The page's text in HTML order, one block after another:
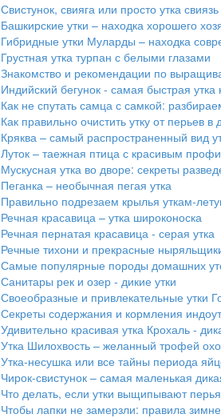
Свистунок, свияга или просто утка свиязь
Башкирские утки – находка хорошего
Гибридные утки Муларды – находка
Грустная утка турпан с белыми глазами
Знакомство и рекомендации по
Индийский бегунок - самая быстрая
Как не спутать самца с самкой:
Как правильно очистить утку от перьев
Кряква – самый распространенный вид
Луток – таежная птица с красивым
Мускусная утка во дворе: секреты
Пеганка – необычная пегая утка
Правильно подрезаем крылья уткам-
Речная красавица – утка широконоска
Речная пернатая красавица - серая утка
Речные тихони и прекрасные
Самые популярные породы домашних
Санитары рек и озер - дикие утки
Своеобразные и привлекательные утки
Секреты содержания и кормления
Удивительно красивая утка Крохаль -
Утка Шилохвость – желанный трофей
Утка-несушка или все тайны периода
Чирок-свистунок – самая маленькая
Что делать, если утки выщипывают
Чтобы лапки не замерзли: правила